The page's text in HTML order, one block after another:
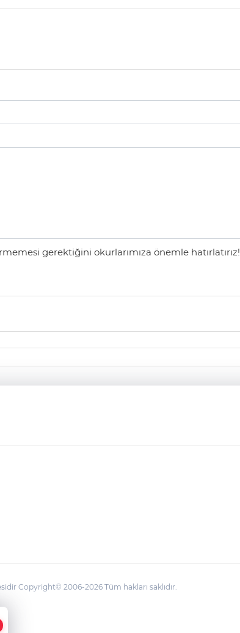
gerektiğini okurlarımıza önemle hatırlatırız!
Copyright© 2006-2026 Tüm hakları saklıdır.